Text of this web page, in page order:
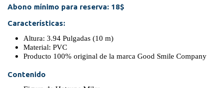
Abono mínimo para reserva: 18$
Características:
Altura: 3.94 Pulgadas (10 m)
Material: PVC
Producto 100% original de la marca Good Smile Company
Contenido